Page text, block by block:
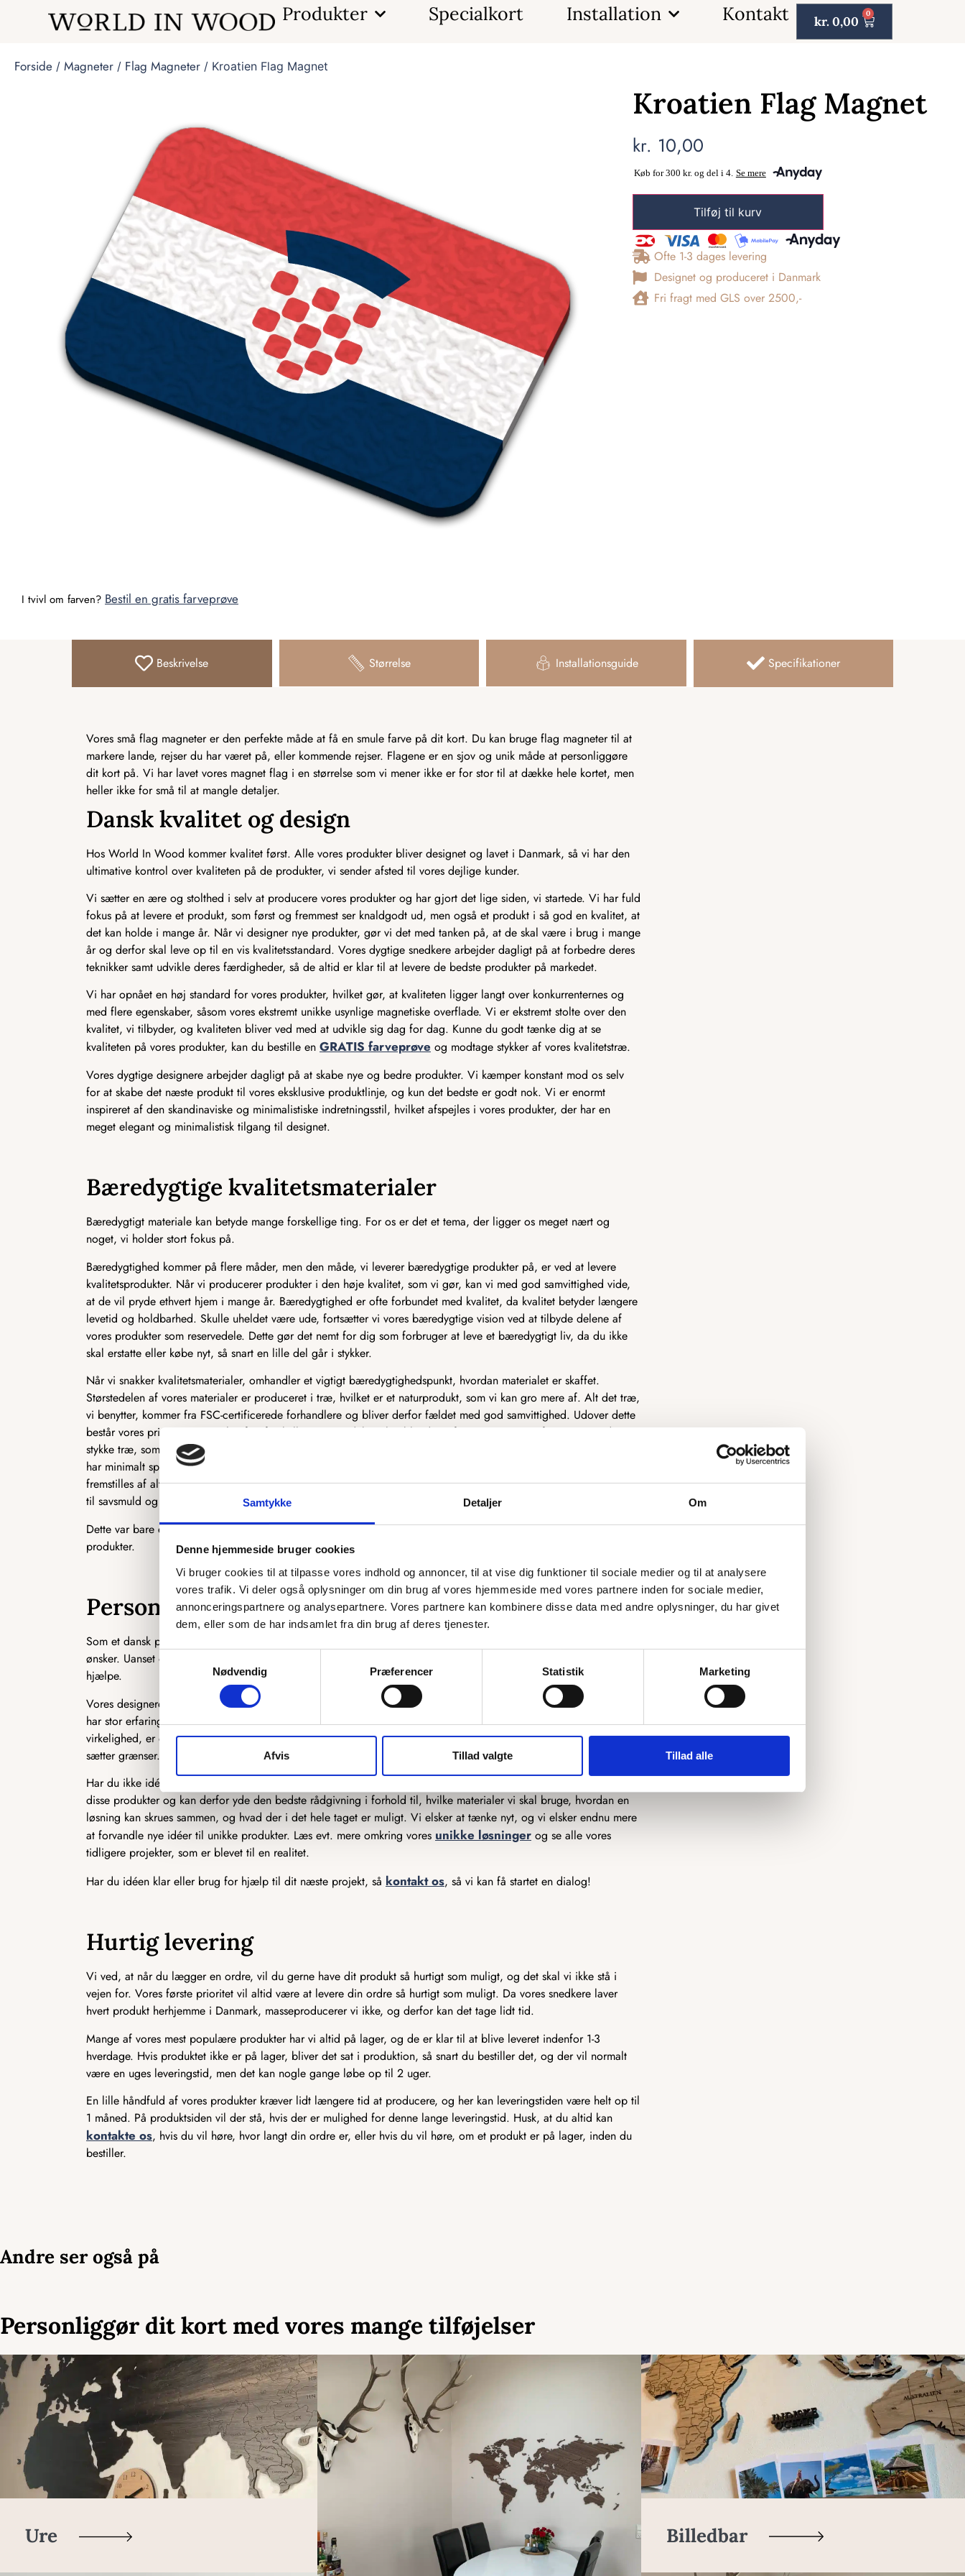
Samtykke Detaljer Om
Denne hjemmeside bruger cookies
Vi bruger cookies til at tilpasse vores indhold og annoncer, til at vise dig funktioner til sociale medier og til at analysere
vores trafik. Vi deler også oplysninger om din brug af vores hjemmeside med vores partnere inden for sociale medier,
annonceringspartnere og analysepartnere. Vores partnere kan kombinere disse data med andre oplysninger, du har givet
dem, eller som de har indsamlet fra din brug af deres tjenester.
Samtykkevalg
Nødvendig
Præferencer Statistik Marketing
Afvis Tillad valgte Tillad alle
Produkter Specialkort Installation Kontakt kr. 0,00
0
Forside / Magneter / Flag Magneter / Kroatien Flag Magnet
I tvivl om farven? Bestil en gratis farveprøve
Kroatien Flag Magnet
kr. 10,00
Tilføj til kurv
Ofte 1-3 dages levering
Designet og produceret i Danmark
Fri fragt med GLS over 2500,-
Beskrivelse Størrelse Installationsguide Specifikationer
Vores små flag magneter er den perfekte måde at få en smule farve på dit kort. Du kan bruge flag magneter til at
markere lande, rejser du har været på, eller kommende rejser. Flagene er en sjov og unik måde at personliggøre
dit kort på. Vi har lavet vores magnet flag i en størrelse som vi mener ikke er for stor til at dække hele kortet, men
heller ikke for små til at mangle detaljer.
Dansk kvalitet og design
Hos World In Wood kommer kvalitet først. Alle vores produkter bliver designet og lavet i Danmark, så vi har den
ultimative kontrol over kvaliteten på de produkter, vi sender afsted til vores dejlige kunder.
Vi sætter en ære og stolthed i selv at producere vores produkter og har gjort det lige siden, vi startede. Vi har fuld
fokus på at levere et produkt, som først og fremmest ser knaldgodt ud, men også et produkt i så god en kvalitet, at
det kan holde i mange år. Når vi designer nye produkter, gør vi det med tanken på, at de skal være i brug i mange
år og derfor skal leve op til en vis kvalitetsstandard. Vores dygtige snedkere arbejder dagligt på at forbedre deres
teknikker samt udvikle deres færdigheder, så de altid er klar til at levere de bedste produkter på markedet.
Vi har opnået en høj standard for vores produkter, hvilket gør, at kvaliteten ligger langt over konkurrenternes og
med flere egenskaber, såsom vores ekstremt unikke usynlige magnetiske overflade. Vi er ekstremt stolte over den
kvalitet, vi tilbyder, og kvaliteten bliver ved med at udvikle sig dag for dag. Kunne du godt tænke dig at se
kvaliteten på vores produkter, kan du bestille en GRATIS farveprøve og modtage stykker af vores kvalitetstræ.
Vores dygtige designere arbejder dagligt på at skabe nye og bedre produkter. Vi kæmper konstant mod os selv
for at skabe det næste produkt til vores eksklusive produktlinje, og kun det bedste er godt nok. Vi er enormt
inspireret af den skandinaviske og minimalistiske indretningsstil, hvilket afspejles i vores produkter, der har en
meget elegant og minimalistisk tilgang til designet.
Bæredygtige kvalitetsmaterialer
Bæredygtigt materiale kan betyde mange forskellige ting. For os er det et tema, der ligger os meget nært og
noget, vi holder stort fokus på.
Bæredygtighed kommer på flere måder, men den måde, vi leverer bæredygtige produkter på, er ved at levere
kvalitetsprodukter. Når vi producerer produkter i den høje kvalitet, som vi gør, kan vi med god samvittighed vide,
at de vil pryde ethvert hjem i mange år. Bæredygtighed er ofte forbundet med kvalitet, da kvalitet betyder længere
levetid og holdbarhed. Skulle uheldet være ude, fortsætter vi vores bæredygtige vision ved at tilbyde delene af
vores produkter som reservedele. Dette gør det nemt for dig som forbruger at leve et bæredygtigt liv, da du ikke
skal erstatte eller købe nyt, så snart en lille del går i stykker.
Når vi snakker kvalitetsmaterialer, omhandler et vigtigt bæredygtighedspunkt, hvordan materialet er skaffet.
Størstedelen af vores materialer er produceret i træ, hvilket er et naturprodukt, som vi kan gro mere af. Alt det træ,
vi benytter, kommer fra FSC-certificerede forhandlere og bliver derfor fældet med god samvittighed. Udover dette
består vores primære materiale af to forskellige træprodukter, heriblandt træfiner og MDF. Træfiner er et tyndt
stykke træ, som ofte bruges i produktionen af køkkener og andre møbler. Træfiner er fantastisk bæredygtigt, da det
har minimalt spild i produktionen, og vi udnytter dermed mest muligt af træet. MDF er derimod et træprodukt, som
fremstilles af alt det træ, der normalt ikke kan bruges til møbelindustrien. Det træ, der ikke kan bruges, bliver lavet
til savsmuld og herefter presset sammen til MDF, som har mange gode egenskaber.
Dette var bare et par eksempler på, hvordan vi tænker bæredygtighed ind i designet og produktionen af vores
produkter.
Personligt og skræddersyet efter dit ønske
Som et dansk producerende firma har vi en unik mulighed for at skræddersy vores produkter præcis efter dine
ønsker. Uanset om det er en ekstra ø, du ønsker, en ekstra by graveret på, eller et helt unikt kort, så er vi klar til at
hjælpe.
Vores designere står klar til at høre, hvad du ønsker, og vores snedkere står klar til at lave det efter dine tanker. Vi
har stor erfaring med at producere speciallavede produkter, så har du en sjov idé, som du gerne vil have gjort til
virkelighed, er du kommet til det rette sted. Der er ikke meget, som ikke er muligt, og det er kun fantasien, der
sætter grænser.
Har du ikke idéen 100 % på plads, står vi også klar til at hjælpe der. Vi har mange års erfaring med produktion af
disse produkter og kan derfor yde den bedste rådgivning i forhold til, hvilke materialer vi skal bruge, hvordan en
løsning kan skrues sammen, og hvad der i det hele taget er muligt. Vi elsker at tænke nyt, og vi elsker endnu mere
at forvandle nye idéer til unikke produkter. Læs evt. mere omkring vores unikke løsninger og se alle vores
tidligere projekter, som er blevet til en realitet.
Har du idéen klar eller brug for hjælp til dit næste projekt, så kontakt os, så vi kan få startet en dialog!
Hurtig levering
Vi ved, at når du lægger en ordre, vil du gerne have dit produkt så hurtigt som muligt, og det skal vi ikke stå i
vejen for. Vores første prioritet vil altid være at levere din ordre så hurtigt som muligt. Da vores snedkere laver
hvert produkt herhjemme i Danmark, masseproducerer vi ikke, og derfor kan det tage lidt tid.
Mange af vores mest populære produkter har vi altid på lager, og de er klar til at blive leveret indenfor 1-3
hverdage. Hvis produktet ikke er på lager, bliver det sat i produktion, så snart du bestiller det, og der vil normalt
være en uges leveringstid, men det kan nogle gange løbe op til 2 uger.
En lille håndfuld af vores produkter kræver lidt længere tid at producere, og her kan leveringstiden være helt op til
1 måned. På produktsiden vil der stå, hvis der er mulighed for denne lange leveringstid. Husk, at du altid kan
kontakte os, hvis du vil høre, hvor langt din ordre er, eller hvis du vil høre, om et produkt er på lager, inden du
bestiller.
Andre ser også på
Personliggør dit kort med vores mange tilføjelser
Ure Billedbar